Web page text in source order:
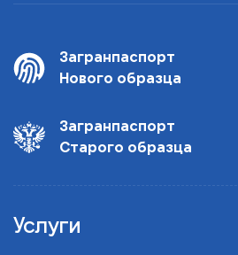
Загранпаспорт
Нового образца
Загранпаспорт
Старого образца
Услуги